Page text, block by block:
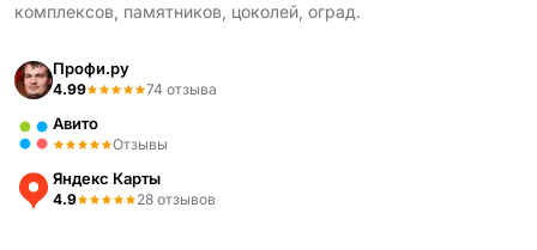
комплексов, памятников, цоколей, оград.
Профи.ру
4.99 74 отзыва
Авито
Отзывы
Яндекс Карты
4.9 28 отзывов